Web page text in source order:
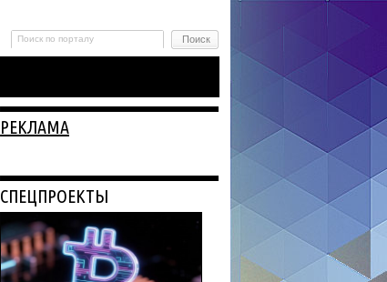
РЕКЛАМА
СПЕЦПРОЕКТЫ